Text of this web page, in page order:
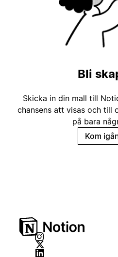
Bli
Skicka in din mall till
chansens att visas och till
på bara
Kom